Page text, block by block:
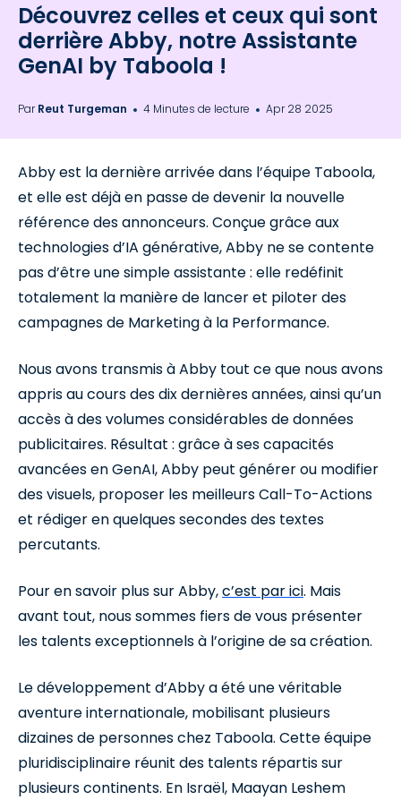
Découvrez celles et ceux qui sont
derrière Abby, notre Assistante
GenAI by Taboola !
ParReut Turgeman 4 Minutes de lecture Apr 28 2025
Abby est la dernière arrivée dans l’équipe Taboola,
et elle est déjà en passe de devenir la nouvelle
référence des annonceurs. Conçue grâce aux
technologies d’IA générative, Abby ne se contente
pas d’être une simple assistante : elle redéfinit
totalement la manière de lancer et piloter des
campagnes de Marketing à la Performance.
Nous avons transmis à Abby tout ce que nous avons
appris au cours des dix dernières années, ainsi qu’un
accès à des volumes considérables de données
publicitaires. Résultat : grâce à ses capacités
avancées en GenAI, Abby peut générer ou modifier
des visuels, proposer les meilleurs Call-To-Actions
et rédiger en quelques secondes des textes
percutants.
Pour en savoir plus sur Abby,c’est par ici. Mais
avant tout, nous sommes fiers de vous présenter
les talents exceptionnels à l’origine de sa création.
Le développement d’Abby a été une véritable
aventure internationale, mobilisant plusieurs
dizaines de personnes chez Taboola. Cette équipe
pluridisciplinaire réunit des talents répartis sur
plusieurs continents. En Israël, Maayan Leshem